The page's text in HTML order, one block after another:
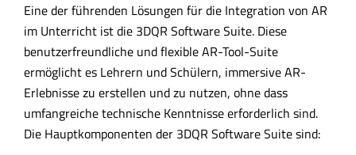
Eine der führenden Lösungen für die Integration von AR
im Unterricht ist die 3DQR Software Suite. Diese
benutzerfreundliche und flexible AR-Tool-Suite
ermöglicht es Lehrern und Schülern, immersive AR-
Erlebnisse zu erstellen und zu nutzen, ohne dass
umfangreiche technische Kenntnisse erforderlich sind.
Die Hauptkomponenten der 3DQR Software Suite sind: